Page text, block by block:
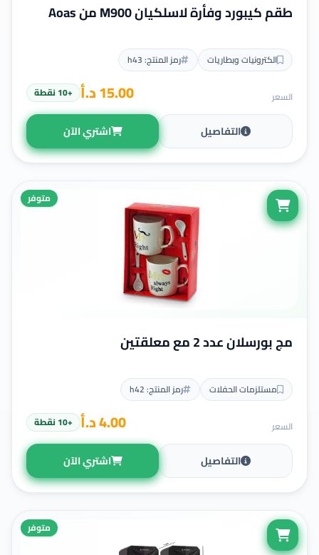
طقم كيبورد وفأرة لاسلكيان M900 من Aoas
الكترونيات وبطاريات رمز المنتج: h43
السعر 15.00 د.أ +10 نقطة
التفاصيل اشتري الآن
متوفر
مج بورسلان عدد 2 مع معلقتين
مستلزمات الحفلات رمز المنتج: h42
السعر 4.00 د.أ +10 نقطة
التفاصيل اشتري الآن
متوفر